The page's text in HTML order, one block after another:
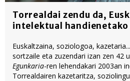
Torrealdai zendu da,
intelektual
Euskaltzaina, soziologoa, kazetaria...
sortzaile eta zuzendari izan zen
Egunkaria-ren lehendakari 2003an indarrez itxi zuten arte.
Torrealdairen kazetaritza, soziolinguistika eta kultur lanek